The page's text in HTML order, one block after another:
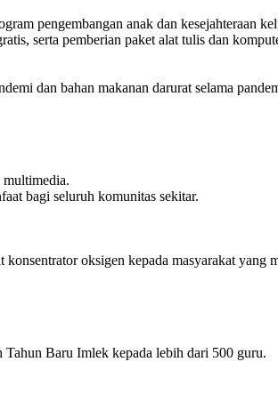
pengembangan anak dan kesejahteraan
serta pemberian paket alat tulis dan
dan bahan makanan darurat selama
multimedia.
bagi seluruh komunitas sekitar.
oksigen kepada masyarakat yang
Tahun Baru Imlek kepada lebih dari 500 guru.